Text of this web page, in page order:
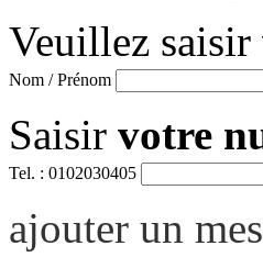
Veuillez saisir
Nom / Prénom
Saisir votre
Tel. : 0102030405
ajouter un